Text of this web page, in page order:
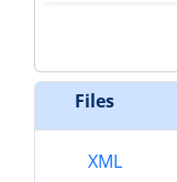
Files
XML